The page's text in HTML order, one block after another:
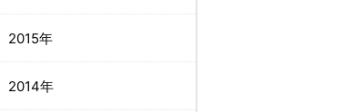
2015年
2014年